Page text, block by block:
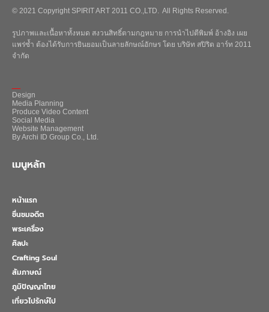
© 2021 Copyright SPIRIT ART 2011 CO.,LTD. All Rights Reserved.
รูปภาพและเนื้อหาทั้งหมด สงวนสิทธิ์ตามกฎหมาย การนำไปตีพิมพ์ อ้างอิง เผย
แพร่ซ้ำ ต้องได้รับการยินยอมเป็นลายลักษณ์อักษร โดย บริษัท สปิริต อาร์ท 2011
จำกัด
Design
Media Planning
Produce Video Content
Social Media
Website Management
By Archi ID Group Co., Ltd.
เมนูหลัก
หน้าแรก
ชื่นชมอดีต
พระเครื่อง
ศิลปะ
Crafting Soul
สัมภาษณ์
ภูมิปัญญาไทย
เที่ยวไปรักษ์ไป